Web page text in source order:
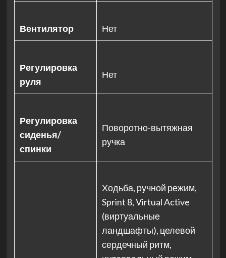
Вентилятор Нет
Регулировка
руля
Нет
Регулировка
сиденья/
спинки
Поворотно-вытяжная
ручка
Ходьба, ручной режим,
Sprint 8, Virtual Active
(виртуальные
ландшафты), целевой
сердечный ритм,